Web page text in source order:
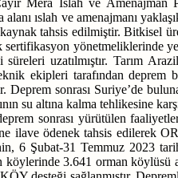
ıslah ve amenajmanı
tahsis edilmiştir. Bitkisel
sertifikasyon yönetmeliklerinde
uzatılmıştır. Tarım
ekipleri tarafından deprem
Deprem sonrası Suriye’de
su altına kalma tehlikesine
sonrası yürütülen
ilave ödenek tahsis edilerek
6 Şubat-31 Temmuz 2023
3.641 orman köylüsü